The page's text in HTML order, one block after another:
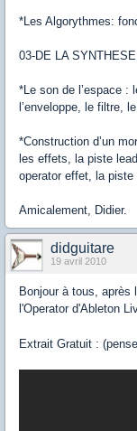
*Les Algorythmes:
03-DE LA
*Le son de l’espace :
l’enveloppe, le filtre,
*Construction d’un
les effets, la piste
operator effet, la
Amicalement, Didier.
didguitare
19 avril 2010
Bonjour à tous,
l'Operator d'Ableton
Extrait Gratuit :